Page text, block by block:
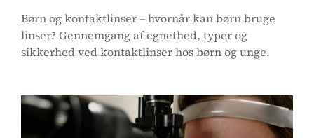
Børn og kontaktlinser – hvornår kan børn bruge
linser? Gennemgang af egnethed, typer og
sikkerhed ved kontaktlinser hos børn og unge.